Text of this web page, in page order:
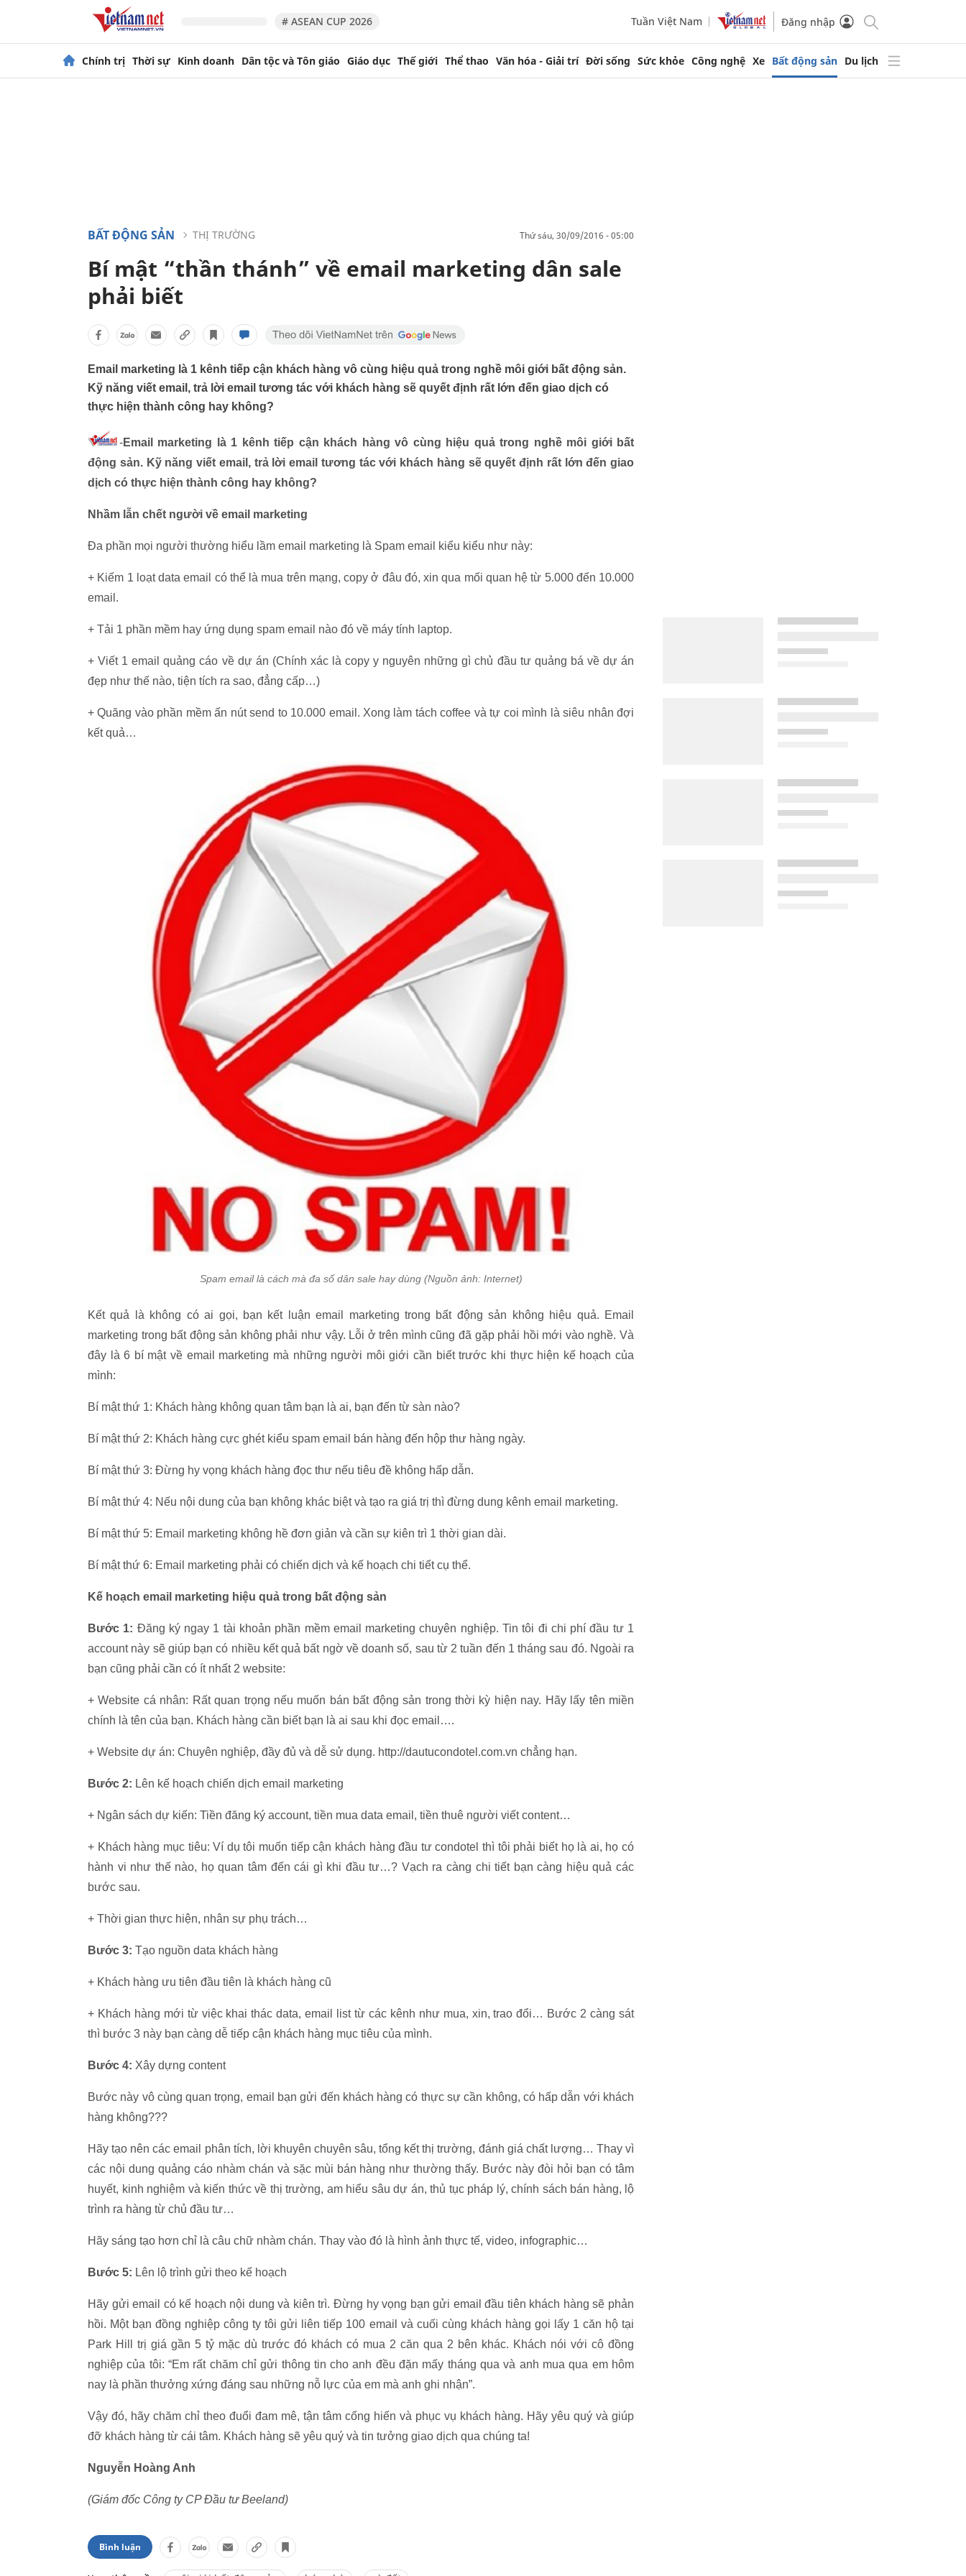
# ASEAN CUP 2026 Tuần Việt Nam Đăng nhập
Chính trị Thời sự Kinh doanh Dân tộc và Tôn giáo Giáo dục Thế giới Thể thao Văn hóa - Giải trí Đời sống Sức khỏe Công nghệ Xe Bất động sản Du lịch
BẤT ĐỘNG SẢN THỊ TRƯỜNG thứ sáu, 30/09/2016 - 05:00
Bí mật “thần thánh” về email marketing dân sale
phải biết
Email marketing là 1 kênh tiếp cận khách hàng vô cùng hiệu quả trong nghề môi giới bất động sản.
Kỹ năng viết email, trả lời email tương tác với khách hàng sẽ quyết định rất lớn đến giao dịch có
thực hiện thành công hay không?
-Email marketing là 1 kênh tiếp cận khách hàng vô cùng hiệu quả trong nghề môi giới bất
động sản. Kỹ năng viết email, trả lời email tương tác với khách hàng sẽ quyết định rất lớn đến giao
dịch có thực hiện thành công hay không?
Nhầm lẫn chết người về email marketing
Đa phần mọi người thường hiểu lầm email marketing là Spam email kiểu kiểu như này:
+ Kiếm 1 loạt data email có thể là mua trên mạng, copy ở đâu đó, xin qua mối quan hệ từ 5.000 đến 10.000
email.
+ Tải 1 phần mềm hay ứng dụng spam email nào đó về máy tính laptop.
+ Viết 1 email quảng cáo về dự án (Chính xác là copy y nguyên những gì chủ đầu tư quảng bá về dự án
đẹp như thế nào, tiện tích ra sao, đẳng cấp…)
+ Quăng vào phần mềm ấn nút send to 10.000 email. Xong làm tách coffee và tự coi mình là siêu nhân đợi
kết quả…
Spam email là cách mà đa số dân sale hay dùng (Nguồn ảnh: Internet)
Kết quả là không có ai gọi, bạn kết luận email marketing trong bất động sản không hiệu quả. Email
marketing trong bất động sản không phải như vậy. Lỗi ở trên mình cũng đã gặp phải hồi mới vào nghề. Và
đây là 6 bí mật về email marketing mà những người môi giới cần biết trước khi thực hiện kế hoạch của
mình:
Bí mật thứ 1: Khách hàng không quan tâm bạn là ai, bạn đến từ sàn nào?
Bí mật thứ 2: Khách hàng cực ghét kiểu spam email bán hàng đến hộp thư hàng ngày.
Bí mật thứ 3: Đừng hy vọng khách hàng đọc thư nếu tiêu đề không hấp dẫn.
Bí mật thứ 4: Nếu nội dung của bạn không khác biệt và tạo ra giá trị thì đừng dung kênh email marketing.
Bí mật thứ 5: Email marketing không hề đơn giản và cần sự kiên trì 1 thời gian dài.
Bí mật thứ 6: Email marketing phải có chiến dịch và kế hoạch chi tiết cụ thể.
Kế hoạch email marketing hiệu quả trong bất động sản
Bước 1: Đăng ký ngay 1 tài khoản phần mềm email marketing chuyên nghiệp. Tin tôi đi chi phí đầu tư 1
account này sẽ giúp bạn có nhiều kết quả bất ngờ về doanh số, sau từ 2 tuần đến 1 tháng sau đó. Ngoài ra
bạn cũng phải cần có ít nhất 2 website:
+ Website cá nhân: Rất quan trọng nếu muốn bán bất động sản trong thời kỳ hiện nay. Hãy lấy tên miền
chính là tên của bạn. Khách hàng cần biết bạn là ai sau khi đọc email….
+ Website dự án: Chuyên nghiệp, đầy đủ và dễ sử dụng. http://dautucondotel.com.vn chẳng hạn.
Bước 2: Lên kế hoạch chiến dịch email marketing
+ Ngân sách dự kiến: Tiền đăng ký account, tiền mua data email, tiền thuê người viết content…
+ Khách hàng mục tiêu: Ví dụ tôi muốn tiếp cận khách hàng đầu tư condotel thì tôi phải biết họ là ai, họ có
hành vi như thế nào, họ quan tâm đến cái gì khi đầu tư…? Vạch ra càng chi tiết bạn càng hiệu quả các
bước sau.
+ Thời gian thực hiện, nhân sự phụ trách…
Bước 3: Tạo nguồn data khách hàng
+ Khách hàng ưu tiên đầu tiên là khách hàng cũ
+ Khách hàng mới từ việc khai thác data, email list từ các kênh như mua, xin, trao đổi… Bước 2 càng sát
thì bước 3 này bạn càng dễ tiếp cận khách hàng mục tiêu của mình.
Bước 4: Xây dựng content
Bước này vô cùng quan trọng, email bạn gửi đến khách hàng có thực sự cần không, có hấp dẫn với khách
hàng không???
Hãy tạo nên các email phân tích, lời khuyên chuyên sâu, tổng kết thị trường, đánh giá chất lượng… Thay vì
các nội dung quảng cáo nhàm chán và sặc mùi bán hàng như thường thấy. Bước này đòi hỏi bạn có tâm
huyết, kinh nghiệm và kiến thức về thị trường, am hiểu sâu dự án, thủ tục pháp lý, chính sách bán hàng, lộ
trình ra hàng từ chủ đầu tư…
Hãy sáng tạo hơn chỉ là câu chữ nhàm chán. Thay vào đó là hình ảnh thực tế, video, infographic…
Bước 5: Lên lộ trình gửi theo kế hoạch
Hãy gửi email có kế hoạch nội dung và kiên trì. Đừng hy vọng bạn gửi email đầu tiên khách hàng sẽ phản
hồi. Một bạn đồng nghiệp công ty tôi gửi liên tiếp 100 email và cuối cùng khách hàng gọi lấy 1 căn hộ tại
Park Hill trị giá gần 5 tỷ mặc dù trước đó khách có mua 2 căn qua 2 bên khác. Khách nói với cô đồng
nghiệp của tôi: “Em rất chăm chỉ gửi thông tin cho anh đều đặn mấy tháng qua và anh mua qua em hôm
nay là phần thưởng xứng đáng sau những nỗ lực của em mà anh ghi nhận”.
Vậy đó, hãy chăm chỉ theo đuổi đam mê, tận tâm cống hiến và phục vụ khách hàng. Hãy yêu quý và giúp
đỡ khách hàng từ cái tâm. Khách hàng sẽ yêu quý và tin tưởng giao dịch qua chúng ta!
Nguyễn Hoàng Anh
(Giám đốc Công ty CP Đầu tư Beeland)
Bình luận